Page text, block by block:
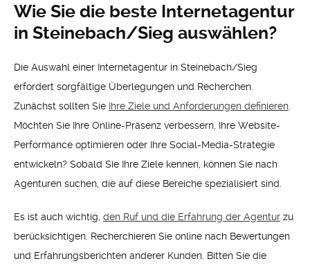
Wie Sie die beste Internetagentur
in Steinebach/Sieg auswählen?
Die Auswahl einer Internetagentur in Steinebach/Sieg
erfordert sorgfältige Überlegungen und Recherchen.
Zunächst sollten Sie Ihre Ziele und Anforderungen definieren
Möchten Sie Ihre Online-Präsenz verbessern, Ihre Website-
Performance optimieren oder Ihre Social-Media-Strategie
entwickeln? Sobald Sie Ihre Ziele kennen, können Sie nach
Agenturen suchen, die auf diese Bereiche spezialisiert sind.
Es ist auch wichtig, den Ruf und die Erfahrung der Agentur zu
berücksichtigen. Recherchieren Sie online nach Bewertungen
und Erfahrungsberichten anderer Kunden. Bitten Sie die